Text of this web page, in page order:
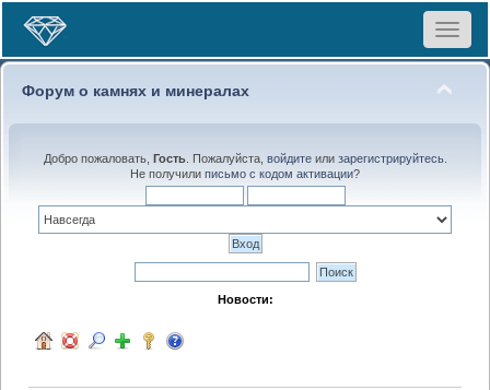
Toggle
Форум о камнях и минералах
Добро пожаловать, Гость. Пожалуйста, войдитеили зарегистрируйтесь.
Не получили письмо с кодом активации?
Новости: